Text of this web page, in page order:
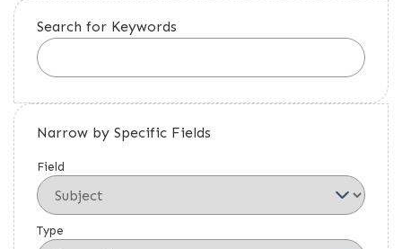
Search for Keywords
Narrow by Specific Fields
Field
Type